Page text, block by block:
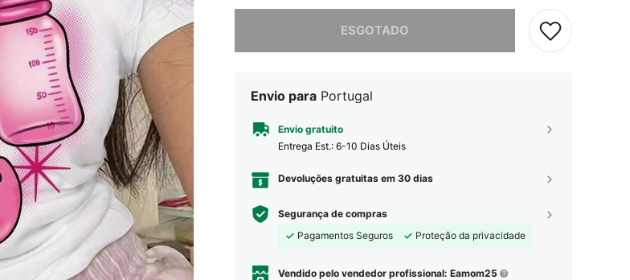
ESGOTADO
Desculpe, este produto está esgotado.
Envio para Portugal
Envio gratuito
Entrega Est.: 6-10 Dias Úteis
Devoluções gratuitas em 30 dias
Segurança de compras
Pagamentos Seguros
Proteção da privacidade
Vendido pelo vendedor profissional: Eamom25